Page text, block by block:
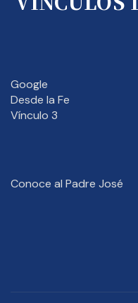
Google
Desde la Fe
Vínculo 3
Conoce al Padre José